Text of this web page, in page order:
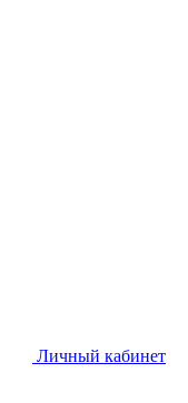
Личный кабинет